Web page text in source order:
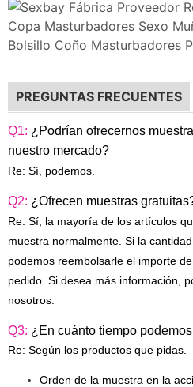
PREGUNTAS FRECUENTES
Q1: ¿Podrían ofrecernos
nuestro mercado?
Re: Sí, podemos.
Q2: ¿Ofrecen muestras
Re: Sí, la mayoría de los artículos
muestra normalmente. Si la
podemos reembolsarle el importe
pedido. Si desea más información,
nosotros.
Q3: ¿En cuánto tiempo
Re: Según los productos que pidas.
Orden de la muestra en la